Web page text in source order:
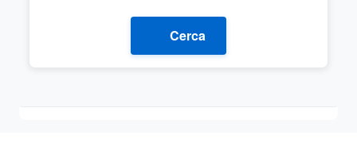
Cerca